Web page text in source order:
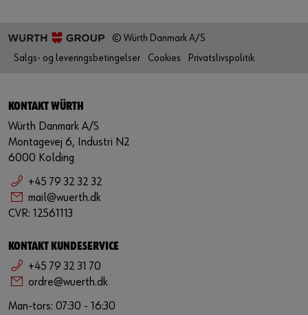
© Würth Danmark A/S
Salgs- og leveringsbetingelser
Cookies Privatslivspolitik
KONTAKT WÜRTH
Würth Danmark A/S
Montagevej 6, Industri N2
6000 Kolding
+45 79 32 32 32
mail@wuerth.dk
CVR: 12561113
KONTAKT KUNDESERVICE
+45 79 32 31 70
ordre@wuerth.dk
Man-tors: 07:30 - 16:30